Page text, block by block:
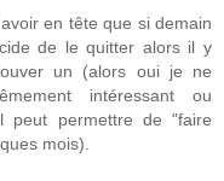
en tête que si demain
de le quitter alors il y
un (alors oui je ne
intéressant ou
peut permettre de "faire
mois).